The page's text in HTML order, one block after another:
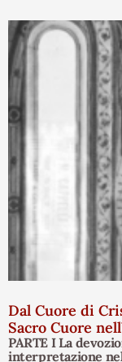
Dal Cuore di
Sacro Cuore
PARTE I La
interpretazione